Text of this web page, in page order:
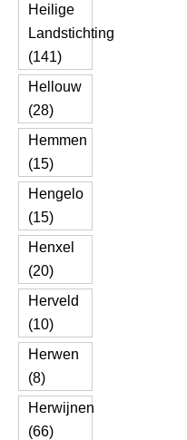
Heilige
Landstichting
(141)
Hellouw
(28)
Hemmen
(15)
Hengelo
(15)
Henxel
(20)
Herveld
(10)
Herwen
(8)
Herwijnen
(66)